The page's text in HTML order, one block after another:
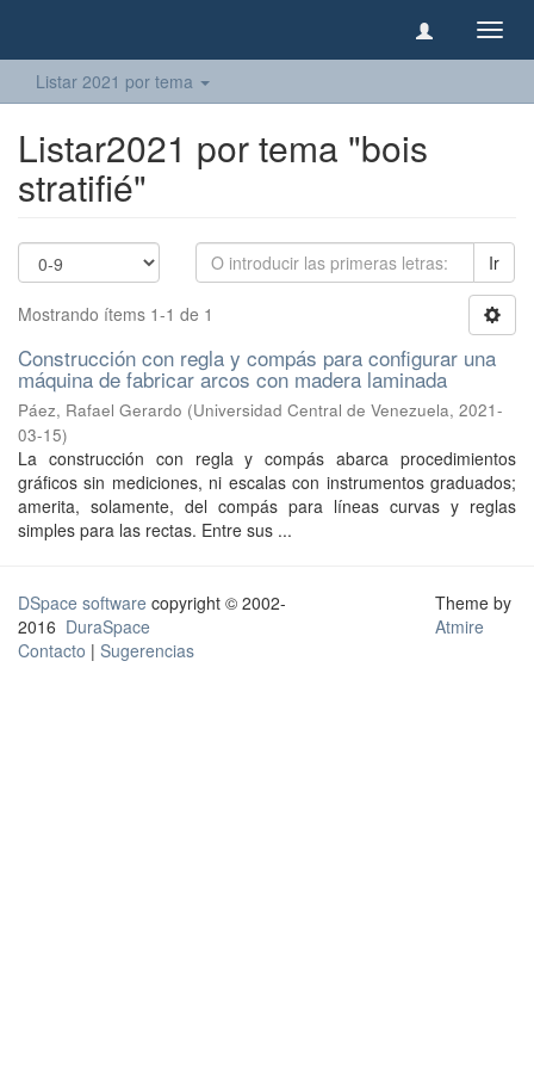
Listar 2021 por tema
Listar2021 por tema "bois
stratifié"
Ir
Mostrando ítems 1-1 de 1
Construcción con regla y compás para configurar una
máquina de fabricar arcos con madera laminada
Páez, Rafael Gerardo (Universidad Central de Venezuela, 2021-
03-15)
La construcción con regla y compás abarca procedimientos
gráficos sin mediciones, ni escalas con instrumentos graduados;
amerita, solamente, del compás para líneas curvas y reglas
simples para las rectas. Entre sus ...
DSpace software copyright © 2002-
2016 DuraSpace
Contacto | Sugerencias
Theme by
Atmire